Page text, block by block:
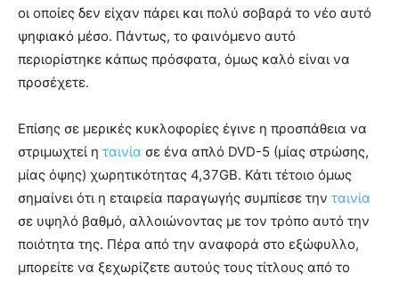
οι οποίες δεν είχαν πάρει και πολύ σοβαρά το νέο αυτό
ψηφιακό μέσο. Πάντως, το φαινόμενο αυτό
περιορίστηκε κάπως πρόσφατα, όμως καλό είναι να
προσέχετε.
Επίσης σε μερικές κυκλοφορίες έγινε η προσπάθεια να
στριμωχτεί η ταινία σε ένα απλό DVD-5 (μίας στρώσης,
μίας όψης) χωρητικότητας 4,37GB. Κάτι τέτοιο όμως
σημαίνει ότι η εταιρεία παραγωγής συμπίεσε την ταινία
σε υψηλό βαθμό, αλλοιώνοντας με τον τρόπο αυτό την
ποιότητα της. Πέρα από την αναφορά στο εξώφυλλο,
μπορείτε να ξεχωρίζετε αυτούς τους τίτλους από το